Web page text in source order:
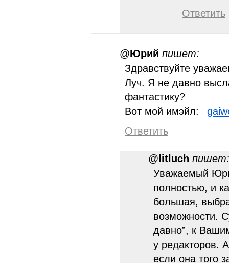
Ответить
@Юрий пишет:
Здравствуйте
Луч. Я не давно
фантастику?
Вот мой имэйл:
Ответить
@ litluch пишет:
Уважаемый
полностью, и
большая,
возможности.
давно”, к
у редакторов.
если она того